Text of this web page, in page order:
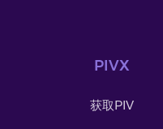
PIVX
获取PIV